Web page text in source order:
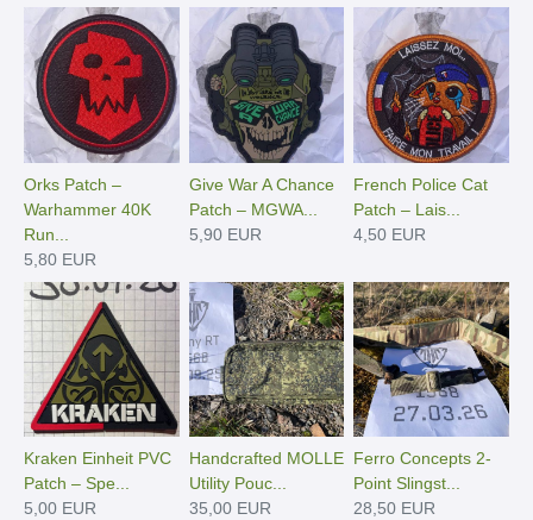
Orks Patch –
Warhammer 40K
Run...
5,80 EUR
Give War A Chance
Patch – MGWA...
5,90 EUR
French Police Cat
Patch – Lais...
4,50 EUR
Kraken Einheit PVC
Patch – Spe...
5,00 EUR
Handcrafted MOLLE
Utility Pouc...
35,00 EUR
Ferro Concepts 2-
Point Slingst...
28,50 EUR